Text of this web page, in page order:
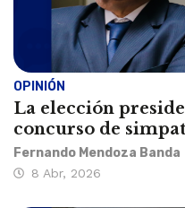
OPINIÓN
La elección
concurso de
Fernando Mendoza Banda
8 Abr, 2026